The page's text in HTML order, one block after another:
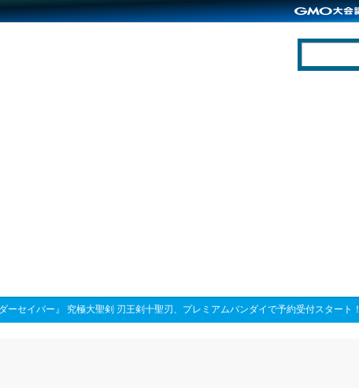
ダーセイバー』 究極大聖剣 刃王剣十聖刃、プレミアムバンダイで予約受付スタート！